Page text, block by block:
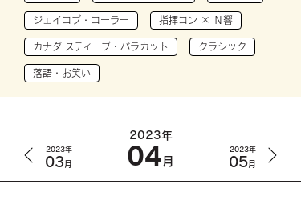
ジェイコブ・コーラー 指揮コン × Ｎ響
カナダ スティーブ・バラカット クラシック
落語・お笑い
2023年
03月
2023年
04月
2023年
05月